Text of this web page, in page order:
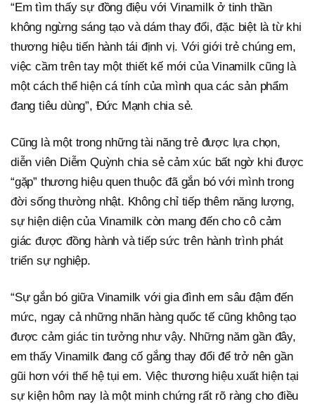
“Em tìm thấy sự đồng điệu với Vinamilk ở tinh thần
không ngừng sáng tạo và dám thay đổi, đặc biệt là từ khi
thương hiệu tiến hành tái định vị. Với giới trẻ chúng em,
việc cầm trên tay một thiết kế mới của Vinamilk cũng là
một cách thể hiện cá tính của mình qua các sản phẩm
đang tiêu dùng”, Đức Mạnh chia sẻ.
Cũng là một trong những tài năng trẻ được lựa chọn,
diễn viên Diễm Quỳnh chia sẻ cảm xúc bất ngờ khi được
“gặp” thương hiệu quen thuộc đã gắn bó với mình trong
đời sống thường nhật. Không chỉ tiếp thêm năng lượng,
sự hiện diện của Vinamilk còn mang đến cho cô cảm
giác được đồng hành và tiếp sức trên hành trình phát
triển sự nghiệp.
“Sự gắn bó giữa Vinamilk với gia đình em sâu đậm đến
mức, ngay cả những nhãn hàng quốc tế cũng không tạo
được cảm giác tin tưởng như vậy. Những năm gần đây,
em thấy Vinamilk đang cố gắng thay đổi để trở nên gần
gũi hơn với thế hệ tụi em. Việc thương hiệu xuất hiện tại
sự kiện hôm nay là một minh chứng rất rõ ràng cho điều